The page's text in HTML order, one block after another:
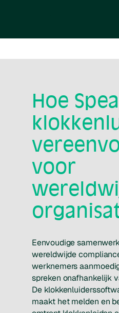
Hoe
voor
Eenvoudige
wereldwijde
werknemers
spreken onafhankelijk
De
maakt het melden en